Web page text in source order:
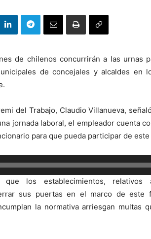
de chilenos concurrirán a las urnas
de concejales y alcaldes en
del Trabajo, Claudio Villanueva,
jornada laboral, el empleador cuenta
para que pueda participar de
que los establecimientos, relativos
sus puertas en el marco de este
la normativa arriesgan multas